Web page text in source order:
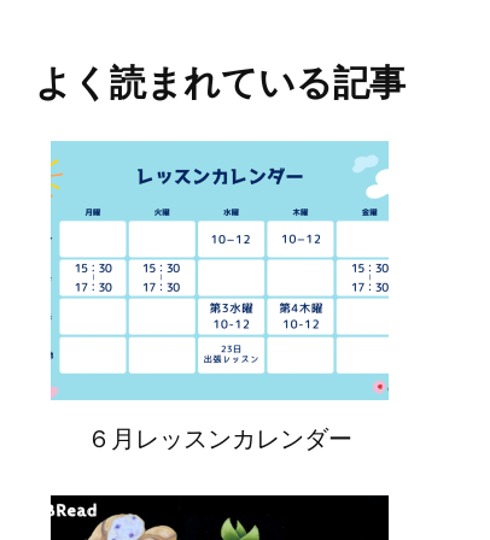
よく読まれている記事
６月レッスンカレンダー